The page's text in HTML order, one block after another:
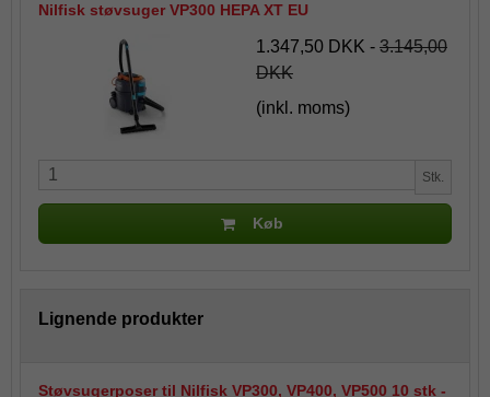
Nilfisk støvsuger VP300 HEPA XT EU
1.347,50 DKK - 3.145,00
DKK
(inkl. moms)
Stk.
Køb
Lignende produkter
Støvsugerposer til Nilfisk VP300, VP400, VP500 10 stk -